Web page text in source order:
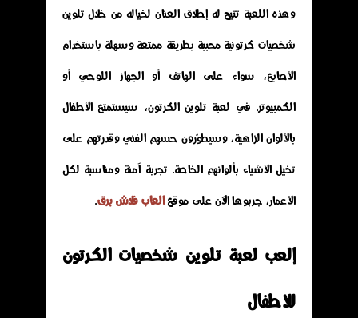
وهذه اللعبة تتيح له إطلاق العنان لخياله من خلال تلوين
شخصيات كرتونية محببة بطريقة ممتعة وسهلة باستخدام
الأصابع، سواء على الهاتف أو الجهاز اللوحي أو
الكمبيوتر. في لعبة تلوين الكرتون، سيستمتع الأطفال
بالألوان الزاهية، وسيطوّرون حسهم الفني وقدرتهم على
تخيل الأشياء بألوانهم الخاصة. تجربة آمنة ومناسبة لكل
الأعمار، جربوها الآن على موقعالعاب فلاش برق.
إلعب لعبة تلوين شخصيات الكرتون
للأطفال